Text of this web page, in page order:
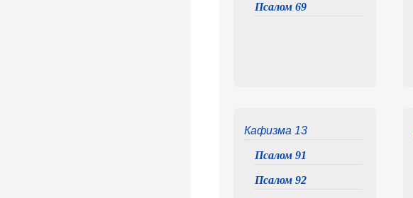
Псалом 69
Кафизма 13
Псалом 91
Псалом 92